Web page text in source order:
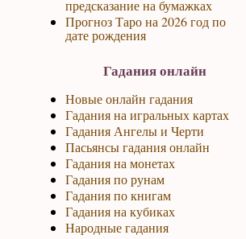
предсказание на бумажках
Прогноз Таро на 2026 год по
дате рождения
Гадания онлайн
Новые онлайн гадания
Гадания на игральных картах
Гадания Ангелы и Черти
Пасьянсы гадания онлайн
Гадания на монетах
Гадания по рунам
Гадания по книгам
Гадания на кубиках
Народные гадания